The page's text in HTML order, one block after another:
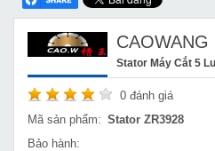
CAOWANG
Stator Máy Cắt 5
0 đánh giá
Mã sản phẩm: Stator ZR3928
Bảo hành: